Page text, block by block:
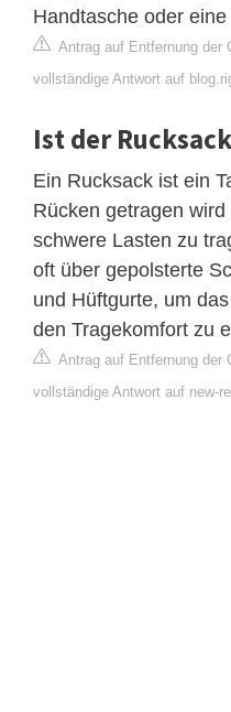
Handtasche oder
Antrag auf Entfernung der
vollständige Antwort auf
Ist der
Ein Rucksack ist ein
Rücken getragen
schwere Lasten zu
oft über gepolsterte
und Hüftgurte, um
den Tragekomfort zu
Antrag auf Entfernung der
vollständige Antwort auf new-